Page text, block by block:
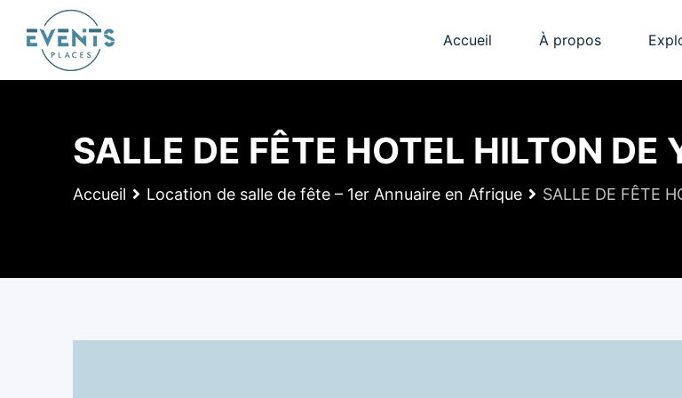
content
Accueil À propos
SALLE DE FÊTE HOTEL HILTON DE
Accueil Location de salle de fête – 1er Annuaire en Afrique SALLE DE FÊTE